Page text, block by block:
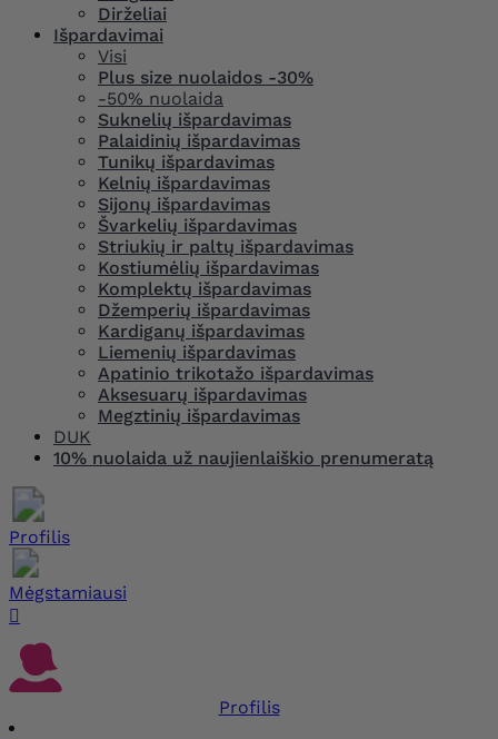
Dirželiai
Išpardavimai
Visi
Plus size nuolaidos -30%
-50% nuolaida
Suknelių išpardavimas
Palaidinių išpardavimas
Tunikų išpardavimas
Kelnių išpardavimas
Sijonų išpardavimas
Švarkelių išpardavimas
Striukių ir paltų išpardavimas
Kostiumėlių išpardavimas
Komplektų išpardavimas
Džemperių išpardavimas
Kardiganų išpardavimas
Liemenių išpardavimas
Apatinio trikotažo išpardavimas
Aksesuarų išpardavimas
Megztinių išpardavimas
DUK
10% nuolaida už naujienlaiškio prenumeratą
Profilis
Mėgstamiausi

Profilis